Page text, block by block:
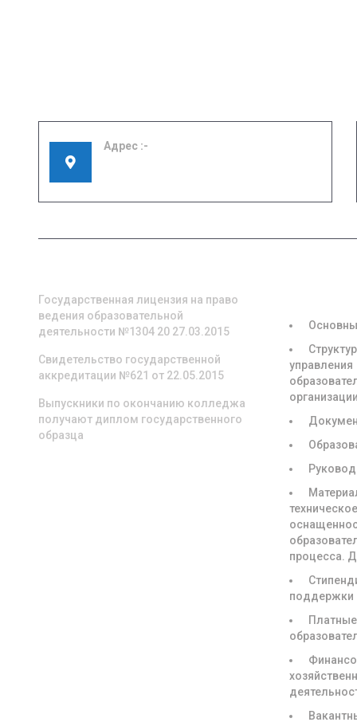
Адрес
Государственная лицензия на право
ведения образовательной
деятельности №1304 20 27.03.2015
Свидетельство государственной
аккредитации №621 от 22.05.2015
Выпускники по окончанию колледжа
получают диплом государственного
образца
управления
процесса.
поддержки
Платные